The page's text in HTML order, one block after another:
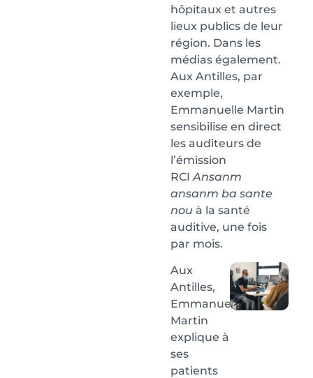
hôpitaux et autres
lieux publics de leur
région. Dans les
médias également.
Aux Antilles, par
exemple,
Emmanuelle Martin
sensibilise en direct
les auditeurs de
l’émission
RCI Ansanm
ansanm ba sante
nou à la santé
auditive, une fois
par mois.
Aux
Antilles,
Emmanuelle
Martin
explique à
ses
patients